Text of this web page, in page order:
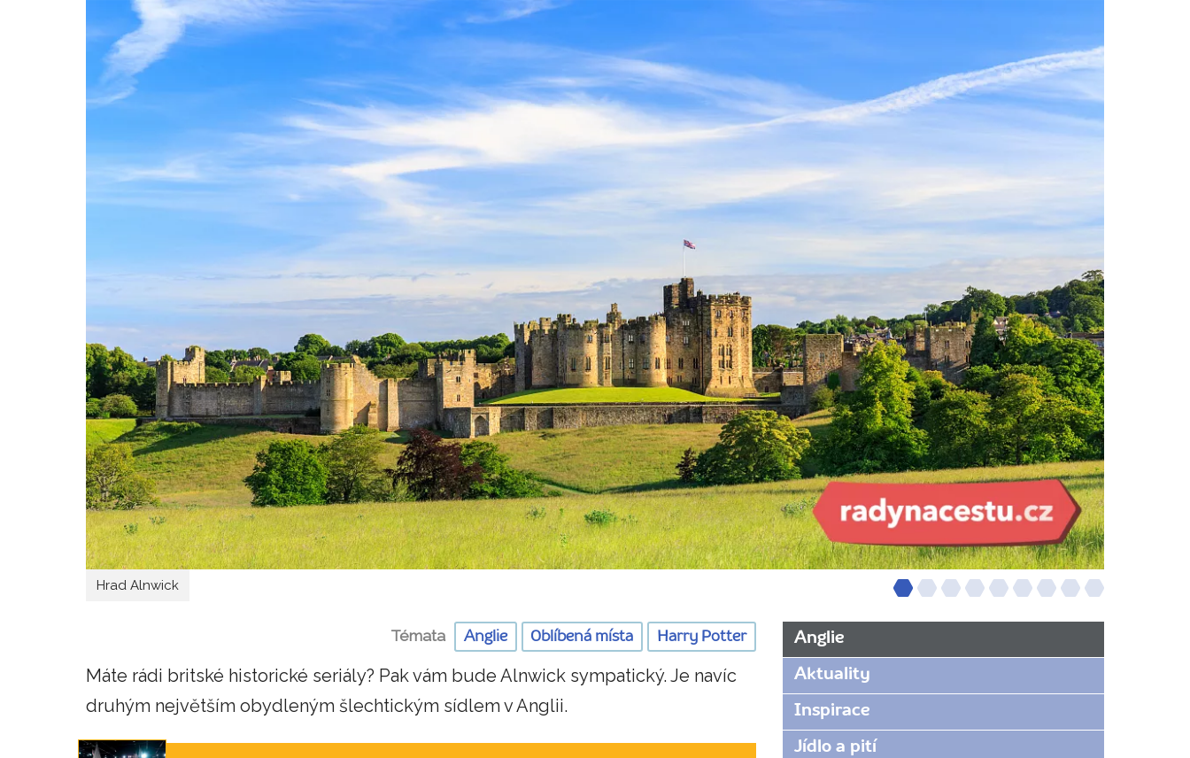
Hrad Alnwick
Témata Anglie Oblíbená místa Harry Potter
Máte rádi britské historické seriály? Pak vám bude Alnwick sympatický. Je navíc
druhým největším obydleným šlechtickým sídlem v Anglii.
Anglie
Aktuality
Inspirace
Jídlo a pití